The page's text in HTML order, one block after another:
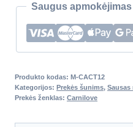
Saugus apmokėjimas
Produkto kodas: M-CACT12
Kategorijos: Prekės šunims, Sausas
Prekės ženklas: Carnilove